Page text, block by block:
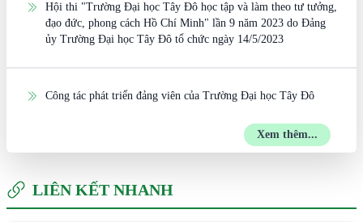
Hội thi "Trường Đại học Tây Đô học tập và làm theo tư tưởng,
đạo đức, phong cách Hồ Chí Minh" lần 9 năm 2023 do Đảng
ủy Trường Đại học Tây Đô tổ chức ngày 14/5/2023
Công tác phát triển đảng viên của Trường Đại học Tây Đô
Xem thêm...
LIÊN KẾT NHANH